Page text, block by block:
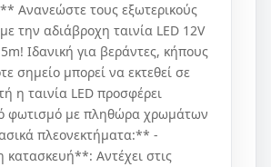
Ανανεώστε τους εξωτερικούς
την αδιάβροχη ταινία LED 12V
Ιδανική για βεράντες, κήπους
σημείο μπορεί να εκτεθεί σε
η ταινία LED προσφέρει
φωτισμό με πληθώρα χρωμάτων
πλεονεκτήματα:** -
Αντέχει στις